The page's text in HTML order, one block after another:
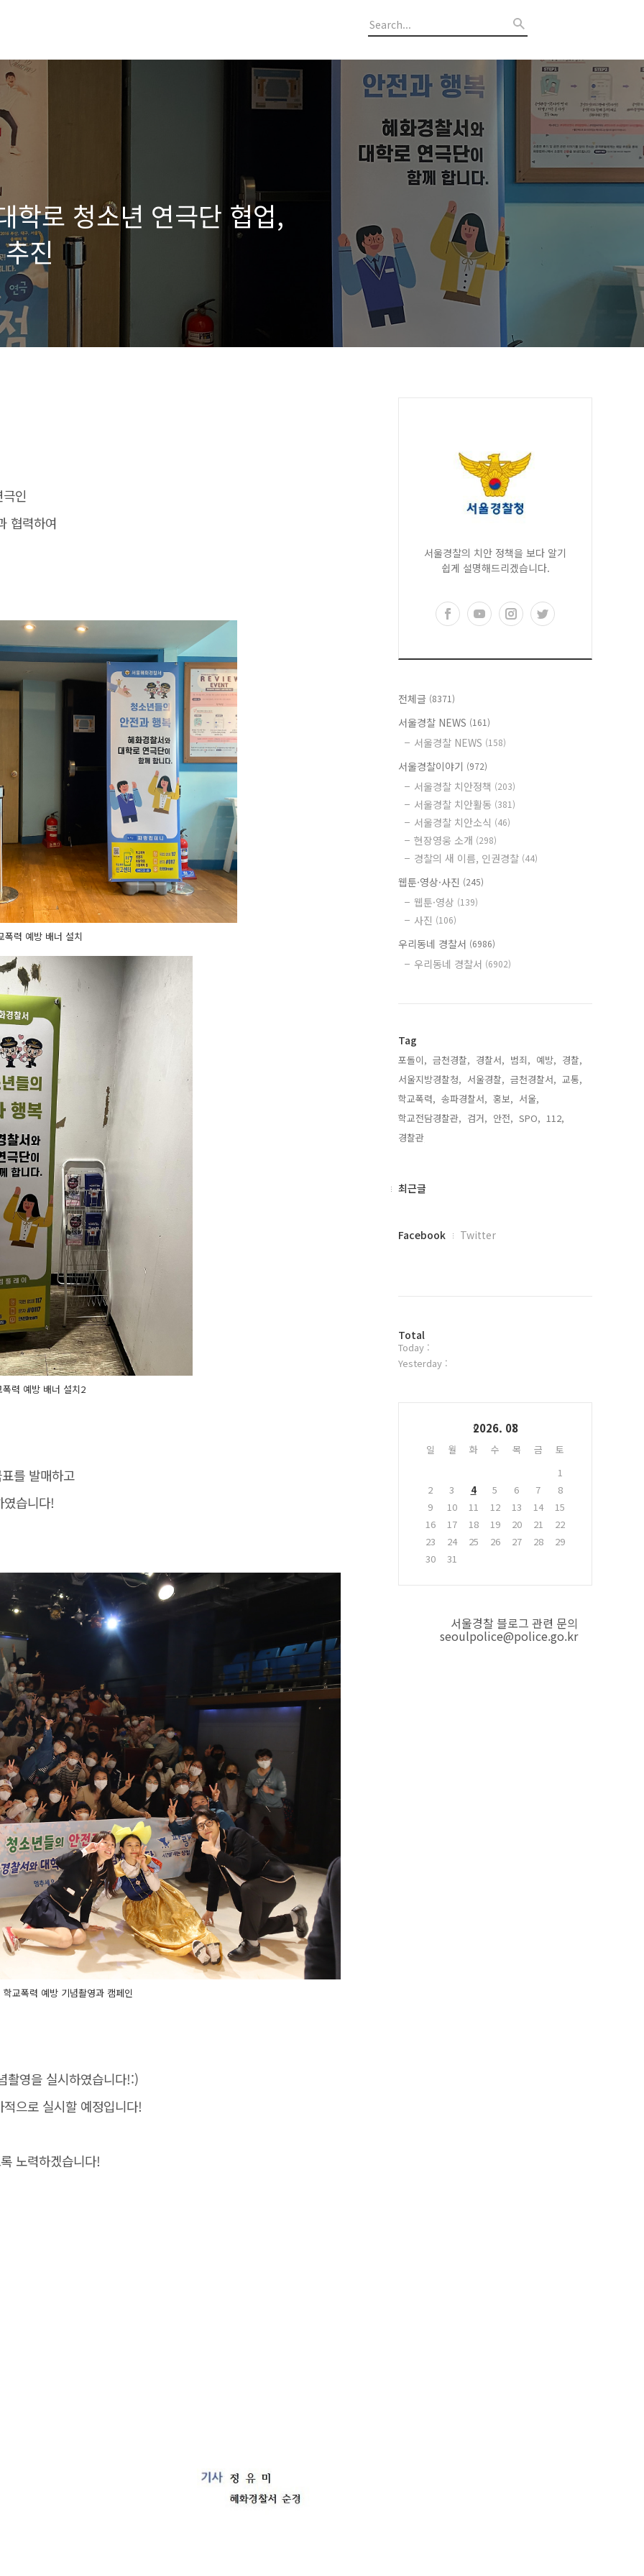
학로 청소년 연극단 협업,
진
인
협력하여
폭력 예방 배너 설치
폭력 예방 배너 설치2
를 발매하고
습니다!
교폭력 예방 기념촬영과 캠페인
촬영을 실시하였습니다!:)
으로 실시할 예정입니다!
노력하겠습니다!
서울경찰의 치안 정책을 보다 알기
쉽게 설명해드리겠습니다.
전체글 (8371)
서울경찰 NEWS (161)
서울경찰 NEWS (158)
서울경찰이야기 (972)
서울경찰 치안정책 (203)
서울경찰 치안활동 (381)
서울경찰 치안소식 (46)
현장영웅 소개 (298)
경찰의 새 이름, 인권경찰 (44)
웹툰·영상·사진 (245)
웹툰·영상 (139)
사진 (106)
우리동네 경찰서 (6986)
우리동네 경찰서 (6902)
Tag
포돌이, 금천경찰, 경찰서, 범죄, 예방, 경찰,
서울지방경찰청, 서울경찰, 금천경찰서, 교통,
학교폭력, 송파경찰서, 홍보, 서울,
학교전담경찰관, 검거, 안전, SPO, 112,
경찰관,
최
최근글
페
플
러
그
Facebook Twitter
방
문
자
Total
Today :
Yesterday :
2026. 08
일 월 화 수 목 금
토
1
2
3 4 5 6 7
8
9
10 11 12 13 14
15
16
17 18 19 20 21
22
23
24 25 26 27 28
29
30
31
서울경찰 블로그 관련 문의
seoulpolice@police.go.kr